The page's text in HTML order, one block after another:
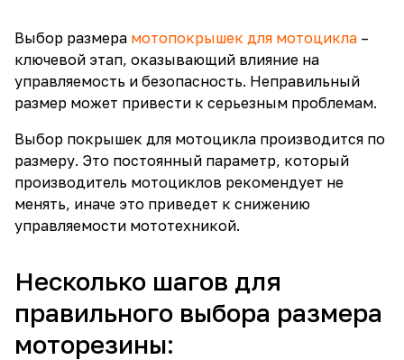
Выбор размера мотопокрышек для мотоцикла –
ключевой этап, оказывающий влияние на
управляемость и безопасность. Неправильный
размер может привести к серьезным проблемам.
Выбор покрышек для мотоцикла производится по
размеру. Это постоянный параметр, который
производитель мотоциклов рекомендует не
менять, иначе это приведет к снижению
управляемости мототехникой.
Несколько шагов для
правильного выбора размера
моторезины: